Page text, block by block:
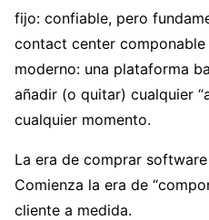
fijo: confiable, pero
contact center
moderno: una plataforma
añadir (o quitar) cualquier
cualquier momento.
La era de comprar
Comienza la era de
cliente a medida.